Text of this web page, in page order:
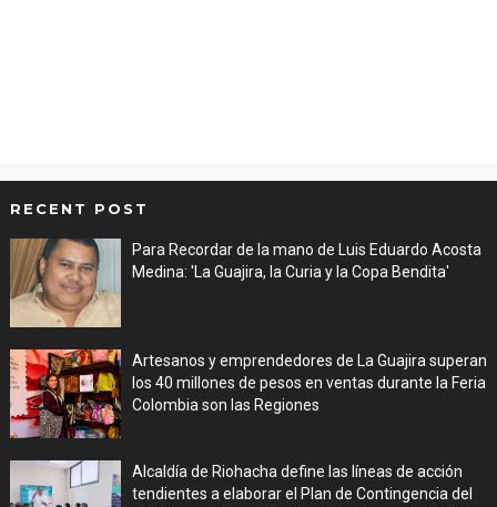
RECENT POST
Para Recordar de la mano de Luis Eduardo Acosta
Medina: 'La Guajira, la Curia y la Copa Bendita'
Artesanos y emprendedores de La Guajira superan
los 40 millones de pesos en ventas durante la Feria
Colombia son las Regiones
Alcaldía de Riohacha define las líneas de acción
tendientes a elaborar el Plan de Contingencia del